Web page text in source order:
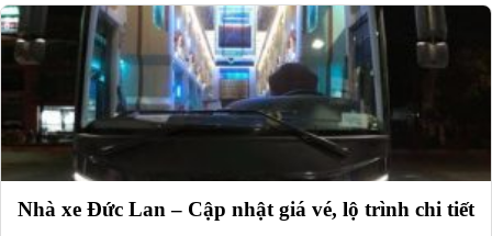
Nhà xe Đức Lan – Cập nhật giá vé, lộ trình chi tiết